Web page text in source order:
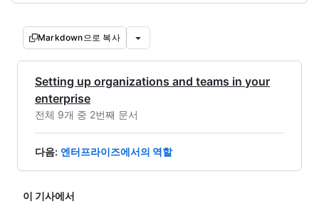
Markdown으로 복사
Setting up organizations and teams in your
enterprise
전체 9개 중 2번째 문서
다음: 엔터프라이즈에서의 역할
이 기사에서